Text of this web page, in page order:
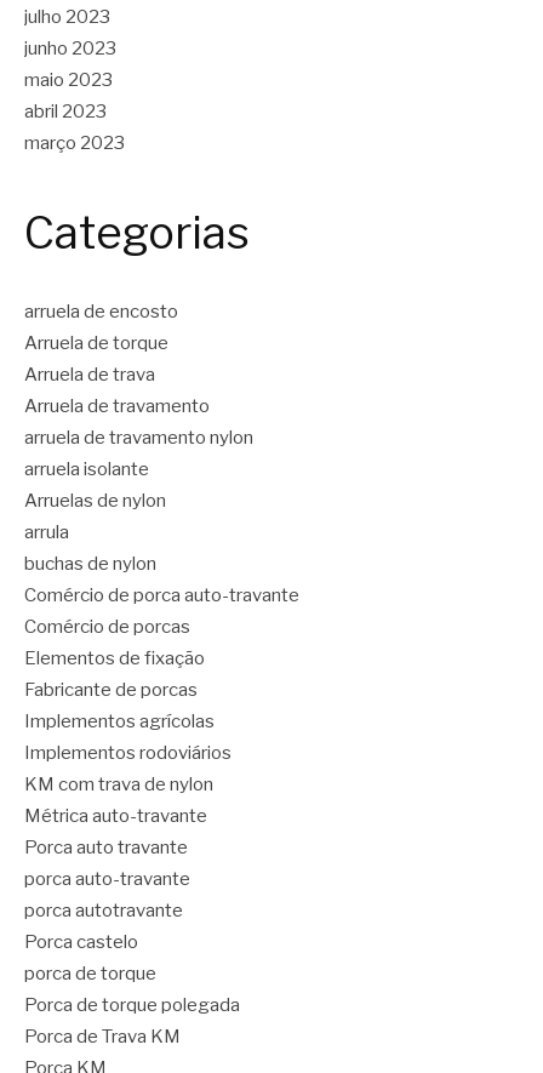
julho 2023
junho 2023
maio 2023
abril 2023
março 2023
Categorias
arruela de encosto
Arruela de torque
Arruela de trava
Arruela de travamento
arruela de travamento nylon
arruela isolante
Arruelas de nylon
arrula
buchas de nylon
Comércio de porca auto-travante
Comércio de porcas
Elementos de fixação
Fabricante de porcas
Implementos agrícolas
Implementos rodoviários
KM com trava de nylon
Métrica auto-travante
Porca auto travante
porca auto-travante
porca autotravante
Porca castelo
porca de torque
Porca de torque polegada
Porca de Trava KM
Porca KM